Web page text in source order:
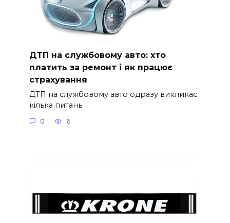
ДТП на службовому авто: хто
платить за ремонт і як працює
страхування
ДТП на службовому авто одразу викликає
кілька питань
0 6